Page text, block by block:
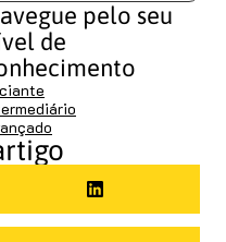
pelo seu
de